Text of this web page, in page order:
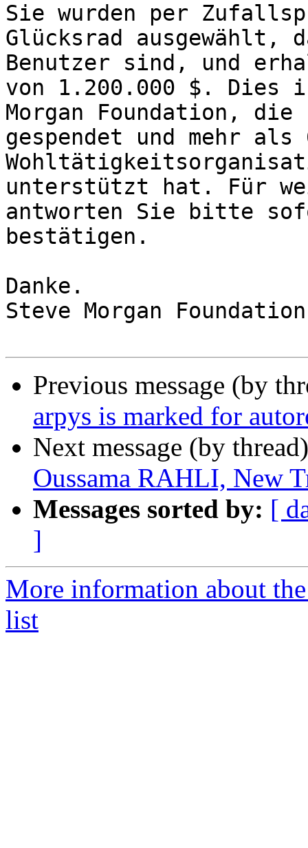
Sie wurden per
Glücksrad
Benutzer sind, und
von 1.200.000 $. Dies
Morgan Foundation, die
gespendet und mehr als
unterstützt hat. Für
antworten Sie bitte
bestätigen.
Danke.
Steve Morgan
Previous message (by
arpys is marked for
Next message (by
Oussama RAHLI, New
Messages sorted by: [
]
More information about
list